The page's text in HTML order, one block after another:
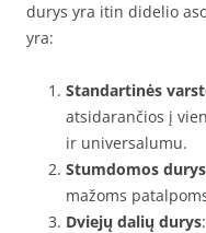
durys yra itin didelio
yra:
Standartinės
atsidarančios į
ir universalumu.
Stumdomos durys
mažoms
Dviejų dalių durys